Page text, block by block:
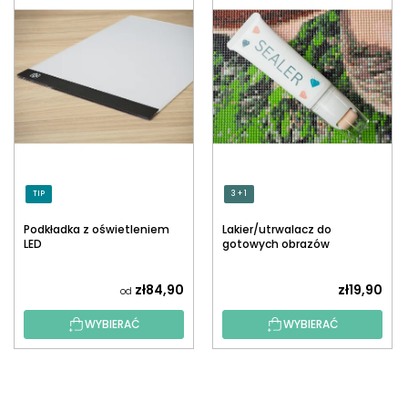
TIP
Podkładka z oświetleniem
LED
od zł84,90
WYBIERAĆ
3 + 1
Lakier/utrwalacz do
gotowych obrazów
zł19,90
WYBIERAĆ